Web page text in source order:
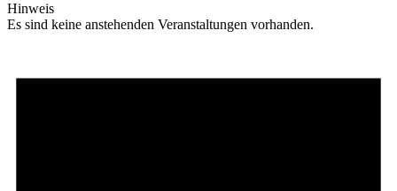
Hinweis
Es sind keine anstehenden Veranstaltungen vorhanden.